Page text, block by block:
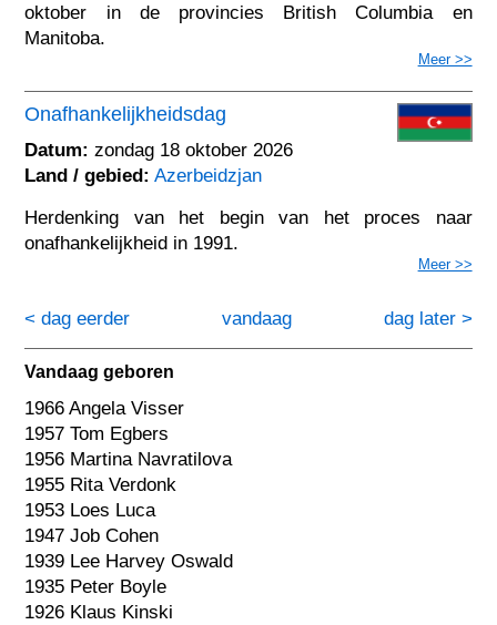
oktober in de provincies British Columbia en
Manitoba.
Meer >>
Onafhankelijkheidsdag
Datum: zondag 18 oktober 2026
Land / gebied: Azerbeidzjan
Herdenking van het begin van het proces naar
onafhankelijkheid in 1991.
Meer >>
< dag eerder dag later >
vandaag
Vandaag geboren
1966 Angela Visser
1957 Tom Egbers
1956 Martina Navratilova
1955 Rita Verdonk
1953 Loes Luca
1947 Job Cohen
1939 Lee Harvey Oswald
1935 Peter Boyle
1926 Klaus Kinski